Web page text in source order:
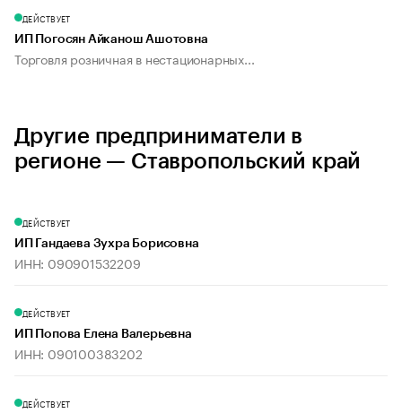
ДЕЙСТВУЕТ
ИП Погосян Айканош Ашотовна
Торговля розничная в нестационарных...
Другие предприниматели в
регионе — Ставропольский край
ДЕЙСТВУЕТ
ИП Гандаева Зухра Борисовна
ИНН: 090901532209
ДЕЙСТВУЕТ
ИП Попова Елена Валерьевна
ИНН: 090100383202
ДЕЙСТВУЕТ